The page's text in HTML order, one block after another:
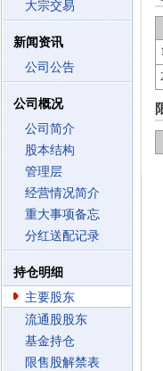
大宗交易
新闻资讯
公司公告
公司概况
公司简介
股本结构
管理层
经营情况简介
重大事项备忘
分红送配记录
持仓明细
主要股东
流通股股东
基金持仓
限售股解禁表